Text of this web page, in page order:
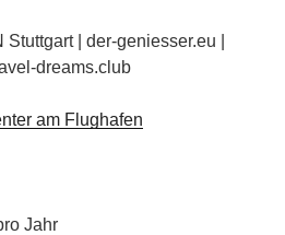
| der-geniesser.eu |
dreams.club
am Flughafen
Jahr